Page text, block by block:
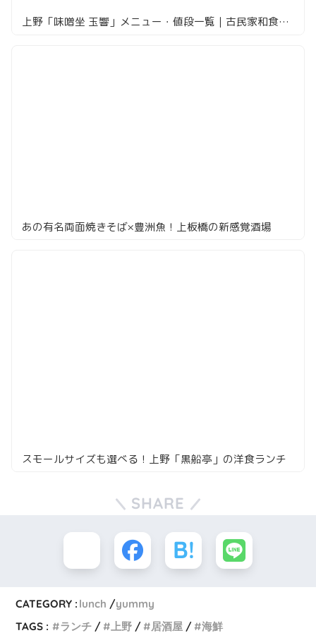
上野「味噌坐 玉響」メニュー・値段一覧｜古民家和食で嘗味噌とジビエを実食
あの有名両面焼きそば×豊洲魚！上板橋の新感覚酒場
スモールサイズも選べる！上野「黒船亭」の洋食ランチ
SHARE
CATEGORY : lunch
yummy
TAGS :
ランチ 上野 居酒屋 海鮮